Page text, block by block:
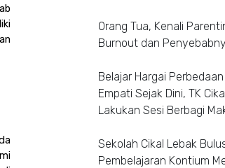
Orang Tua, Kenali
Burnout dan
Belajar Hargai
Empati Sejak Dini, TK
Lakukan Sesi Berbagi
Sekolah Cikal Lebak
Pembelajaran Kontium